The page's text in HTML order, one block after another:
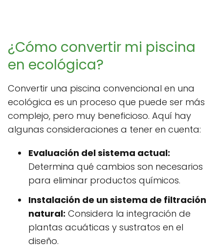
¿Cómo convertir mi piscina
en ecológica?
Convertir una piscina convencional en una
ecológica es un proceso que puede ser más
complejo, pero muy beneficioso. Aquí hay
algunas consideraciones a tener en cuenta:
Evaluación del sistema actual:
Determina qué cambios son necesarios
para eliminar productos químicos.
Instalación de un sistema de filtración
natural: Considera la integración de
plantas acuáticas y sustratos en el
diseño.